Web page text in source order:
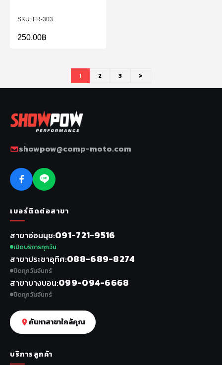
FR-303
250.00฿
1 2 3 >
showpow@comp-moto.com
เบอร์ติดต่อสาขา
สาขาอ่อนนุช 091-721-9516
เปิดบริการทุกวัน
สาขาประชาอุทิศ 088-689-8274
ปิดทุกวันจันทร์
สาขาบางบอน 099-094-6668
ปิดทุกวันจันทร์
ค้นหาสาขาใกล้คุณ
บริการลูกค้า